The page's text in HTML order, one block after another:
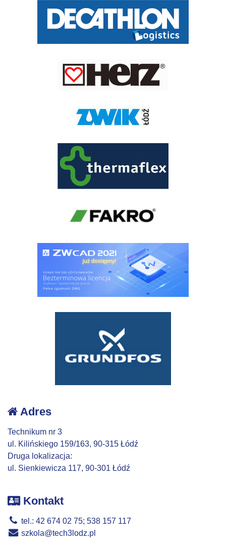
Adres
Technikum nr 3
ul. Kilińskiego 159/163, 90-315 Łódź
Druga lokalizacja:
ul. Sienkiewicza 117, 90-301 Łódź
Kontakt
tel.: 42 674 02 75; 538 157 117
szkola@tech3lodz.pl